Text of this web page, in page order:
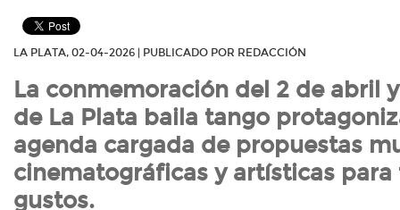
LA PLATA, 02-04-2026 | PUBLICADO POR REDACCIÓN
La conmemoración del 2 de abril y
de La Plata baila tango
agenda cargada de propuestas
cinematográficas y artísticas para
gustos.